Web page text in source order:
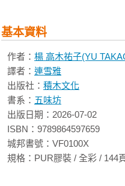
粥有「十利」︙060
由內暖到外的蔘雞湯粥︙062
每道湯都很下飯！
除了配飯，也很適合做成湯麵
第3章◉
解決身體毛病的養生食療︙064
1.　易胖、過瘦︙066
基本資料
作者： 楊 高木祐子(YU
譯者： 連雪雅
出版社： 積木文化
書系： 五味坊
出版日期：2026-07-02
ISBN：9789864597659
城邦書號：VF0100X
規格：PUR膠裝 / 全彩 /